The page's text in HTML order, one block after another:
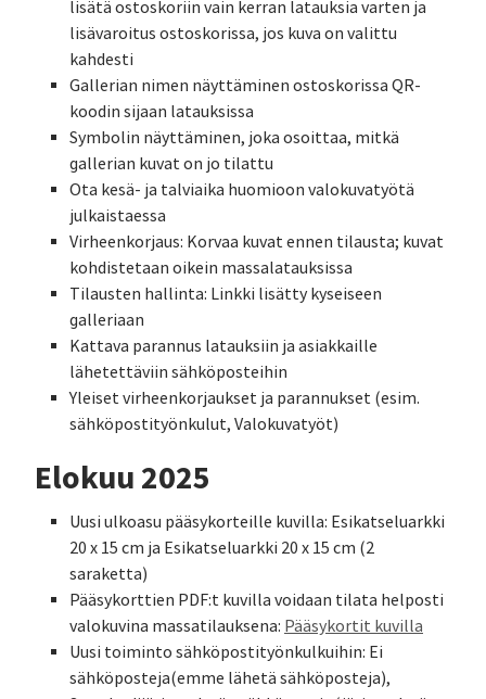
lisätä ostoskoriin vain kerran latauksia varten ja
lisävaroitus ostoskorissa, jos kuva on valittu
kahdesti
Gallerian nimen näyttäminen ostoskorissa QR-
koodin sijaan latauksissa
Symbolin näyttäminen, joka osoittaa, mitkä
gallerian kuvat on jo tilattu
Ota kesä- ja talviaika huomioon valokuvatyötä
julkaistaessa
Virheenkorjaus: Korvaa kuvat ennen tilausta; kuvat
kohdistetaan oikein massalatauksissa
Tilausten hallinta: Linkki lisätty kyseiseen
galleriaan
Kattava parannus latauksiin ja asiakkaille
lähetettäviin sähköposteihin
Yleiset virheenkorjaukset ja parannukset (esim.
sähköpostityönkulut, Valokuvatyöt)
Elokuu 2025
Uusi ulkoasu pääsykorteille kuvilla: Esikatseluarkki
20 x 15 cm ja Esikatseluarkki 20 x 15 cm (2
saraketta)
Pääsykorttien PDF:t kuvilla voidaan tilata helposti
valokuvina massatilauksena: Pääsykortit kuvilla
Uusi toiminto sähköpostityönkulkuihin: Ei
sähköposteja(emme lähetä sähköposteja),